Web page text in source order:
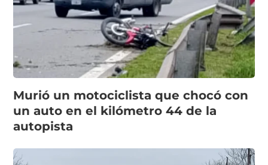
Murió un motociclista que chocó con
un auto en el kilómetro 44 de la
autopista